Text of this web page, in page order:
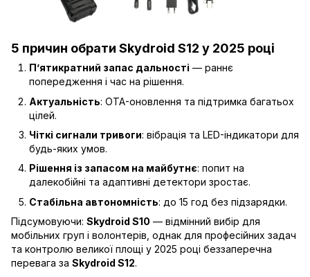
5 причин обрати Skydroid S12 у 2025 році
П’ятикратний запас дальності — раннє
попередження і час на рішення.
Актуальність: OTA-оновлення та підтримка багатьох
цілей.
Чіткі сигнали тривоги: вібрація та LED-індикатори для
будь-яких умов.
Рішення із запасом на майбутнє: попит на
далекобійні та адаптивні детектори зростає.
Стабільна автономність: до 15 год без підзарядки.
Підсумовуючи: Skydroid S10 — відмінний вибір для
мобільних груп і волонтерів, однак для професійних задач
та контролю великої площі у 2025 році беззаперечна
перевага за Skydroid S12.